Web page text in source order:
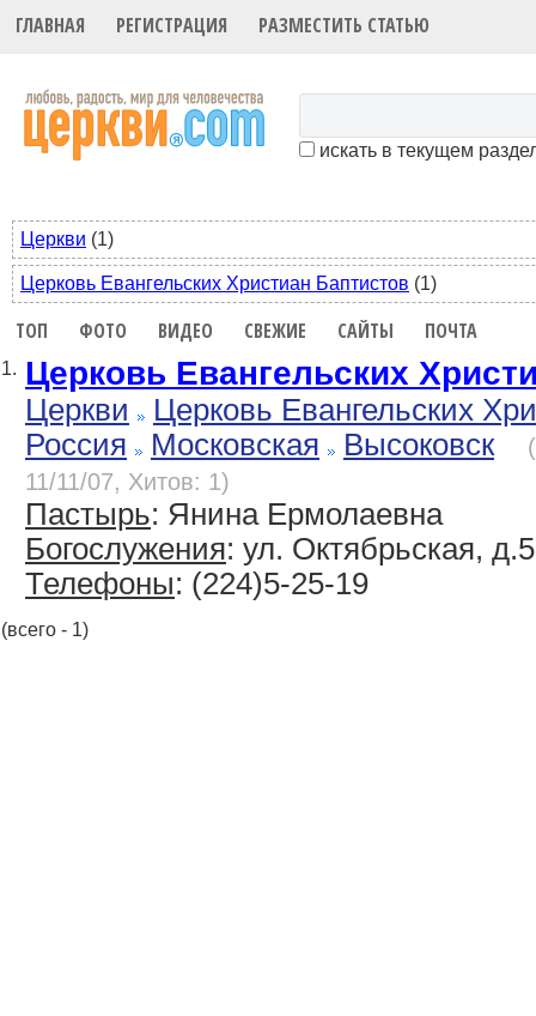
ГЛАВНАЯ РЕГИСТРАЦИЯ РАЗМЕСТИТЬ СТАТЬЮ
искать в текущем
Церкви (1)
Церковь Евангельских Христиан Баптистов (1)
ТОП ФОТО ВИДЕО СВЕЖИЕ САЙТЫ ПОЧТА
1. Церковь Евангельских
Церкви
Церковь Евангельских
Россия
Московская Высоковск
11/11/07, Хитов: 1)
Пастырь: Янина Ермолаевна
Богослужения: ул. Октябрьская,
Телефоны: (224)5-25-19
(всего - 1)